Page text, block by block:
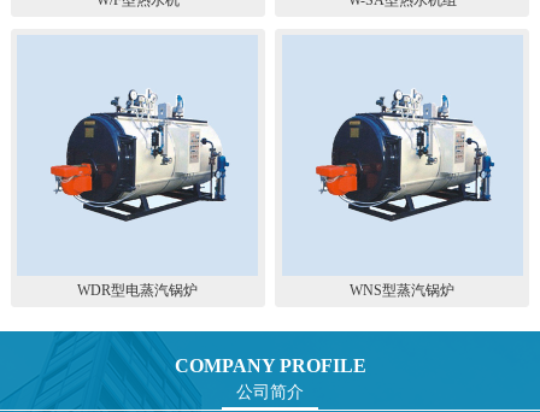
WDR型电蒸汽锅炉 WNS型蒸汽锅炉
COMPANY PROFILE
公司简介